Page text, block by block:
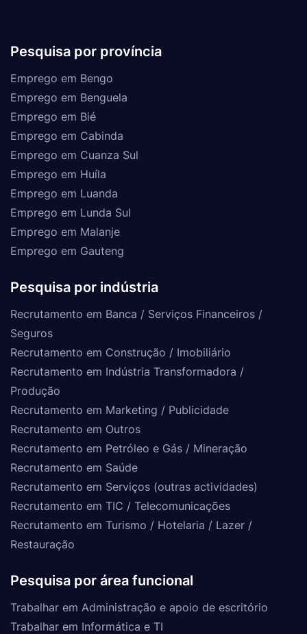
Pesquisa por província
Emprego em Bengo
Emprego em Benguela
Emprego em Bié
Emprego em Cabinda
Emprego em Cuanza Sul
Emprego em Huíla
Emprego em Luanda
Emprego em Lunda Sul
Emprego em Malanje
Emprego em Gauteng
Pesquisa por indústria
Recrutamento em Banca / Serviços Financeiros /
Seguros
Recrutamento em Construção / Imobiliário
Recrutamento em Indústria Transformadora /
Produção
Recrutamento em Marketing / Publicidade
Recrutamento em Outros
Recrutamento em Petróleo e Gás / Mineração
Recrutamento em Saúde
Recrutamento em Serviços (outras actividades)
Recrutamento em TIC / Telecomunicações
Recrutamento em Turismo / Hotelaria / Lazer /
Restauração
Pesquisa por área funcional
Trabalhar em Administração e apoio de escritório
Trabalhar em Informática e TI